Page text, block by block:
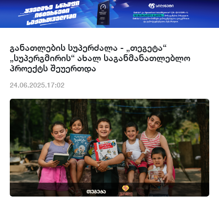
განათლების სუპერძალა - „თეგეტა“
„სუპერგმირის“ ახალ საგანმანათლებლო
პროექტს შეუერთდა
24.06.2025.17:02